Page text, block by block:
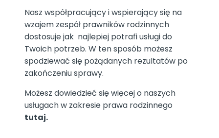
Nasz współpracujący i wspierający się na
wzajem zespół prawników rodzinnych
dostosuje jak najlepiej potrafi usługi do
Twoich potrzeb. W ten sposób możesz
spodziewać się pożądanych rezultatów po
zakończeniu sprawy.
Możesz dowiedzieć się więcej o naszych
usługach w zakresie prawa rodzinnego
tutaj.